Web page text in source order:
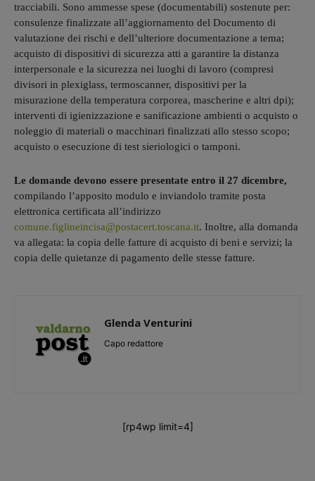
tracciabili. Sono ammesse spese (documentabili) sostenute per:
consulenze finalizzate all’aggiornamento del Documento di
valutazione dei rischi e dell’ulteriore documentazione a tema;
acquisto di dispositivi di sicurezza atti a garantire la distanza
interpersonale e la sicurezza nei luoghi di lavoro (compresi
divisori in plexiglass, termoscanner, dispositivi per la
misurazione della temperatura corporea, mascherine e altri dpi);
interventi di igienizzazione e sanificazione ambienti o acquisto o
noleggio di materiali o macchinari finalizzati allo stesso scopo;
acquisto o esecuzione di test sieriologici o tamponi.
Le domande devono essere presentate entro il 27 dicembre,
compilando l’apposito modulo e inviandolo tramite posta
elettronica certificata all’indirizzo
comune.figlineincisa@postacert.toscana.it. Inoltre, alla domanda
va allegata: la copia delle fatture di acquisto di beni e servizi; la
copia delle quietanze di pagamento delle stesse fatture.
Glenda Venturini
Capo redattore
[rp4wp limit=4]